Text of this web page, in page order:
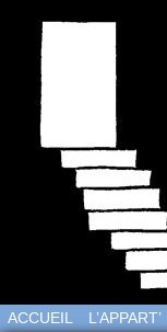
ACCUEIL L’APPART’